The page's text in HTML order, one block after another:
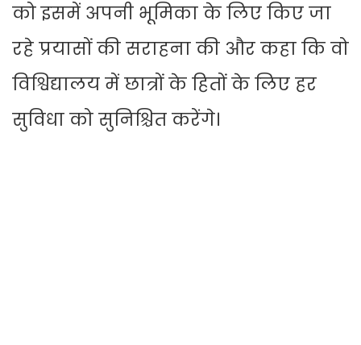
को इसमें अपनी भूमिका के लिए किए जा
रहे प्रयासों की सराहना की और कहा कि वो
विश्विद्यालय में छात्रों के हितों के लिए हर
सुविधा को सुनिश्चित करेंगे।